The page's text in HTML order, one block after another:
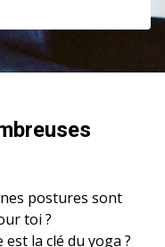
postures sont
toi ?
la clé du yoga ?